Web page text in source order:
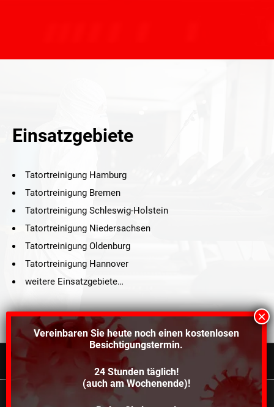
Einsatzgebiete
Tatortreinigung Hamburg
Tatortreinigung Bremen
Tatortreinigung Schleswig-Holstein
Tatortreinigung Niedersachsen
Tatortreinigung Oldenburg
Tatortreinigung Hannover
weitere Einsatzgebiete…
©2021 Schröders Service Team Nord, All Rights Reserved.
Schroeder Service Team Nord
Vereinbaren Sie heute noch einen kostenlosen
Besichtigungstermin.
24 Stunden täglich!
(auch am Wochenende)!